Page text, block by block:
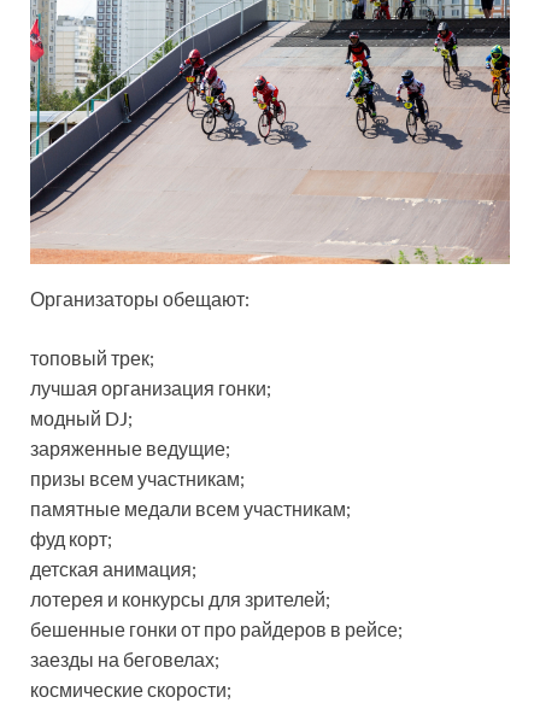
Организаторы обещают:
топовый трек;
лучшая организация гонки;
модный DJ;
заряженные ведущие;
призы всем участникам;
памятные медали всем участникам;
фуд корт;
детская анимация;
лотерея и конкурсы для зрителей;
бешенные гонки от про райдеров в рейсе;
заезды на беговелах;
космические скорости;